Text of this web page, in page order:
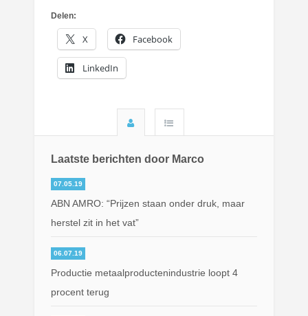
Delen:
X Facebook
LinkedIn
Laatste berichten door Marco
07.05.19
ABN AMRO: “Prijzen staan onder druk, maar
herstel zit in het vat”
06.07.19
Productie metaalproductenindustrie loopt 4
procent terug